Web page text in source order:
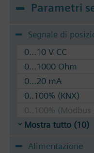
Parametri
Segnale di
0...10 V CC
0...1000 Ohm
0...20 mA
0..100% (KNX)
0..100% (Modbus
Mostra tutto (10)
Alimentazione